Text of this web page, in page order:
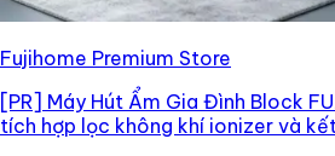
Fujihome Premium Store
[PR] Máy Hút Ẩm Gia Đình Block
tích hợp lọc không khí ionizer và